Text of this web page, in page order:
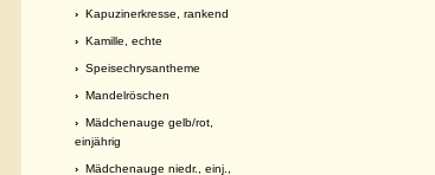
› Kapuzinerkresse, rankend
› Kamille, echte
› Speisechrysantheme
› Mandelröschen
› Mädchenauge gelb/rot,
einjährig
› Mädchenauge niedr., einj.,